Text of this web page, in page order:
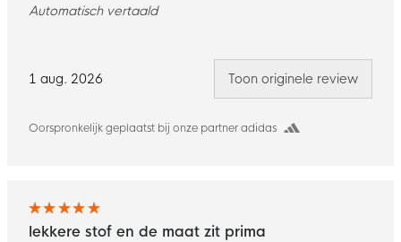
1 aug. 2026
Oorspronkelijk geplaatst bij onze partner adidas
Automatisch vertaald
Toon originele review
lekkere stof en de maat zit prima